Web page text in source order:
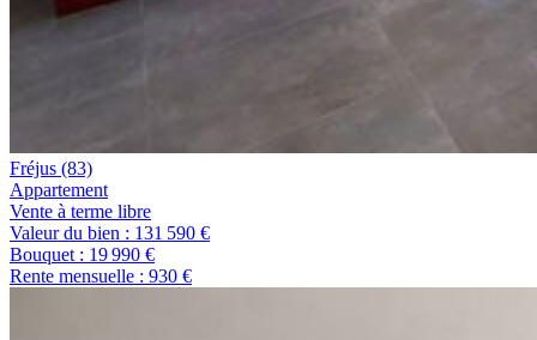
Fréjus (83)
appartement
Vente à terme libre
Valeur du bien : 131 590 €
Bouquet : 19 990 €
Rente mensuelle : 930 €